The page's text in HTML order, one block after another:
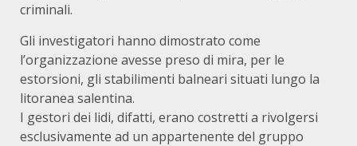
criminali.
Gli investigatori hanno dimostrato come
l’organizzazione avesse preso di mira, per le
estorsioni, gli stabilimenti balneari situati lungo la
litoranea salentina.
I gestori dei lidi, difatti, erano costretti a rivolgersi
esclusivamente ad un appartenente del gruppo